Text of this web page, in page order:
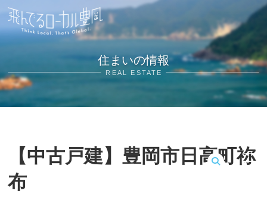
住まいの情報
REAL ESTATE
【中古戸建】豊岡市日高町祢
布